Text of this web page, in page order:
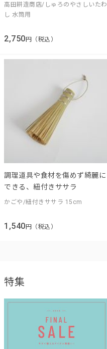
高田耕造商店/しゅろのやさしいたわ
し 水筒用
2,750円（税込）
調理道具や食材を傷めず綺麗に
できる、紐付きササラ
かごや/紐付きササラ 15cm
1,540 円（税込）
特集